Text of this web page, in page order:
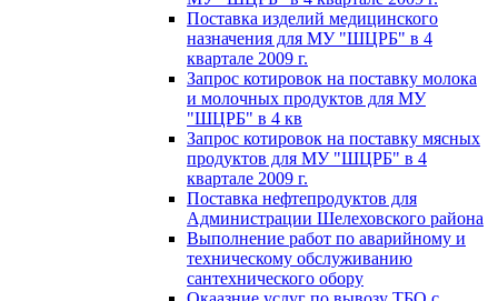
Поставка изделий медицинского
назначения для МУ "ШЦРБ" в 4
квартале 2009 г.
Запрос котировок на поставку молока
и молочных продуктов для МУ
"ШЦРБ" в 4 кв
Запрос котировок на поставку мясных
продуктов для МУ "ШЦРБ" в 4
квартале 2009 г.
Поставка нефтепродуктов для
Администрации Шелеховского района
Выполнение работ по аварийному и
техническому обслуживанию
сантехнического обору